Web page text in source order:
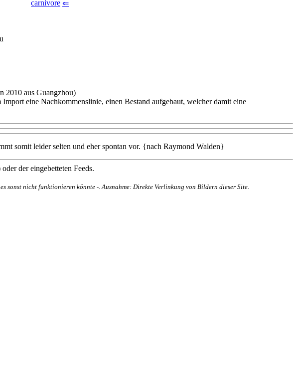
carnivore ⇐
2010 aus Guangzhou)
eine Nachkommenslinie, einen Bestand aufgebaut, welcher damit eine
somit leider selten und eher spontan vor. {nach Raymond Walden}
der eingebetteten Feeds.
sonst nicht funktionieren könnte -. Ausnahme: Direkte Verlinkung von Bildern dieser Site.